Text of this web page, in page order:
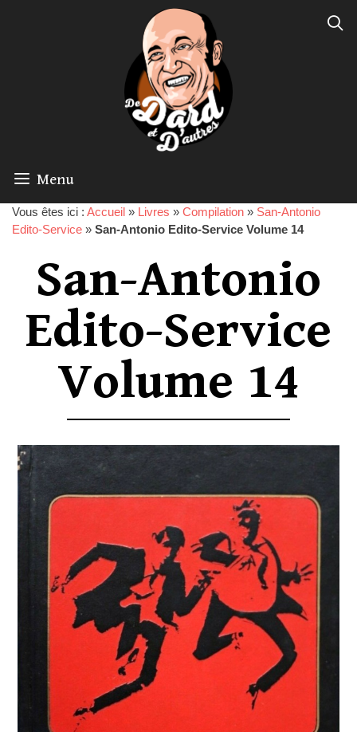
Menu
Vous êtes ici : Accueil » Livres » Compilation » San-Antonio
Edito-Service » San-Antonio Edito-Service Volume 14
San-Antonio
Edito-Service
Volume 14